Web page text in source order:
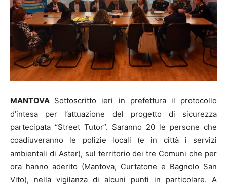
MANTOVA Sottoscritto ieri in prefettura il protocollo
d’intesa per l’attuazione del progetto di sicurezza
partecipata “Street Tutor”. Saranno 20 le persone che
coadiuveranno le polizie locali (e in città i servizi
ambientali di Aster), sul territorio dei tre Comuni che per
ora hanno aderito (Mantova, Curtatone e Bagnolo San
Vito), nella vigilanza di alcuni punti in particolare. A